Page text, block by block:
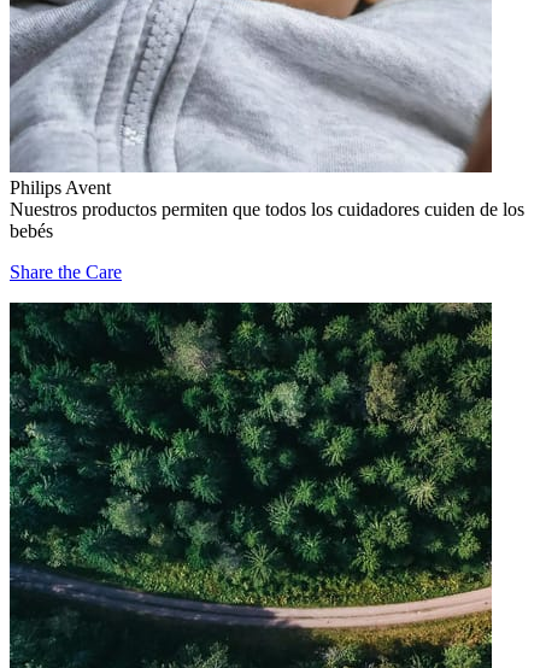
Philips Avent
Nuestros productos permiten que todos los cuidadores cuiden de los
bebés
Share the Care